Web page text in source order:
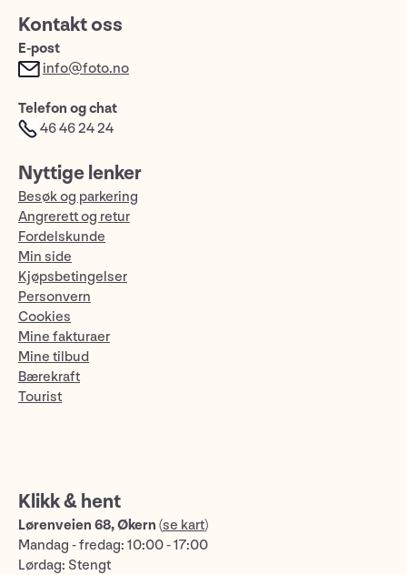
Kontakt oss
E-post
info@foto.no
Telefon og chat
46 46 24 24
Nyttige lenker
Besøk og parkering
Angrerett og retur
Fordelskunde
Min side
Kjøpsbetingelser
Personvern
Cookies
Mine fakturaer
Mine tilbud
Bærekraft
Tourist
Klikk & hent
Lørenveien 68, Økern (se kart)
Mandag - fredag: 10:00 - 17:00
Lørdag: Stengt